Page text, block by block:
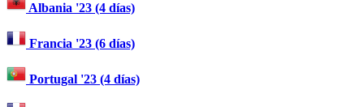
Albania '23 (4 días)
Francia '23 (6 días)
Portugal '23 (4 días)